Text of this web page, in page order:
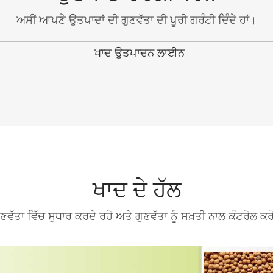
ਅਸੀਂ ਆਪਣੇ ਉਤਪਾਦਾਂ ਦੀ ਗੁਣਵੱਤਾ ਦੀ ਪੂਰੀ ਗਰੰਟੀ ਦਿੰਦੇ ਹਾਂ।
ਖਾਦ ਉਤਪਾਦਨ ਲਾਈਨ
ਖਾਦ ਦੇ ਹੱਲ
ਵਿੱਚ ਸੁਧਾਰ ਕਰਦੇ ਰਹੋ ਅਤੇ ਗੁਣਵੱਤਾ ਨੂੰ ਸਖ਼ਤੀ ਨਾਲ ਕੰਟਰੋਲ